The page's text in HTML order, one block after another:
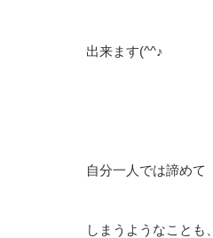
出来ます(^^♪
自分一人では諦めて
しまうようなことも、